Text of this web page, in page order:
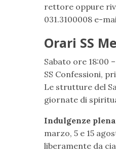
rettore oppure
031.3100008 e-
Orari SS
Sabato ore 18:00
SS Confessioni,
Le strutture del
giornate di
Indulgenze
marzo, 5 e 15
liberamente da